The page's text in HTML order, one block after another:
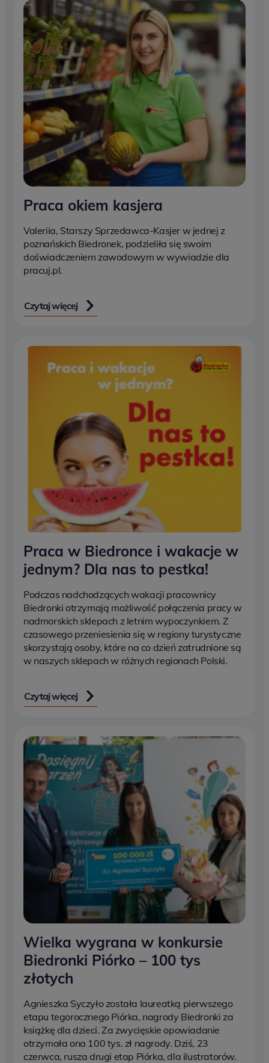
Praca okiem kasjera
Valeriia, Starszy Sprzedawca-Kasjer w jednej z
poznańskich Biedronek, podzieliła się swoim
doświadczeniem zawodowym w wywiadzie dla
pracuj.pl.
Czytaj więcej
Praca w Biedronce i wakacje w
jednym? Dla nas to pestka!
Podczas nadchodzących wakacji pracownicy
Biedronki otrzymają możliwość połączenia pracy w
nadmorskich sklepach z letnim wypoczynkiem. Z
czasowego przeniesienia się w regiony turystyczne
skorzystają osoby, które na co dzień zatrudnione są
w naszych sklepach w różnych regionach Polski.
Czytaj więcej
Wielka wygrana w konkursie
Biedronki Piórko – 100 tys
złotych
Agnieszka Syczyło została laureatką pierwszego
etapu tegorocznego Piórka, nagrody Biedronki za
książkę dla dzieci. Za zwycięskie opowiadanie
otrzymała ona 100 tys. zł nagrody. Dziś, 23
czerwca, rusza drugi etap Piórka, dla ilustratorów.